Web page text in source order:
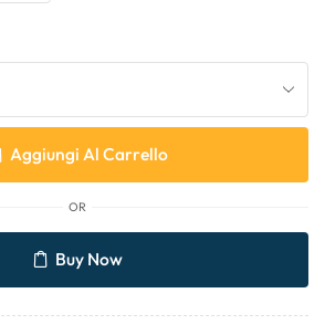
Aggiungi Al Carrello
OR
Buy Now